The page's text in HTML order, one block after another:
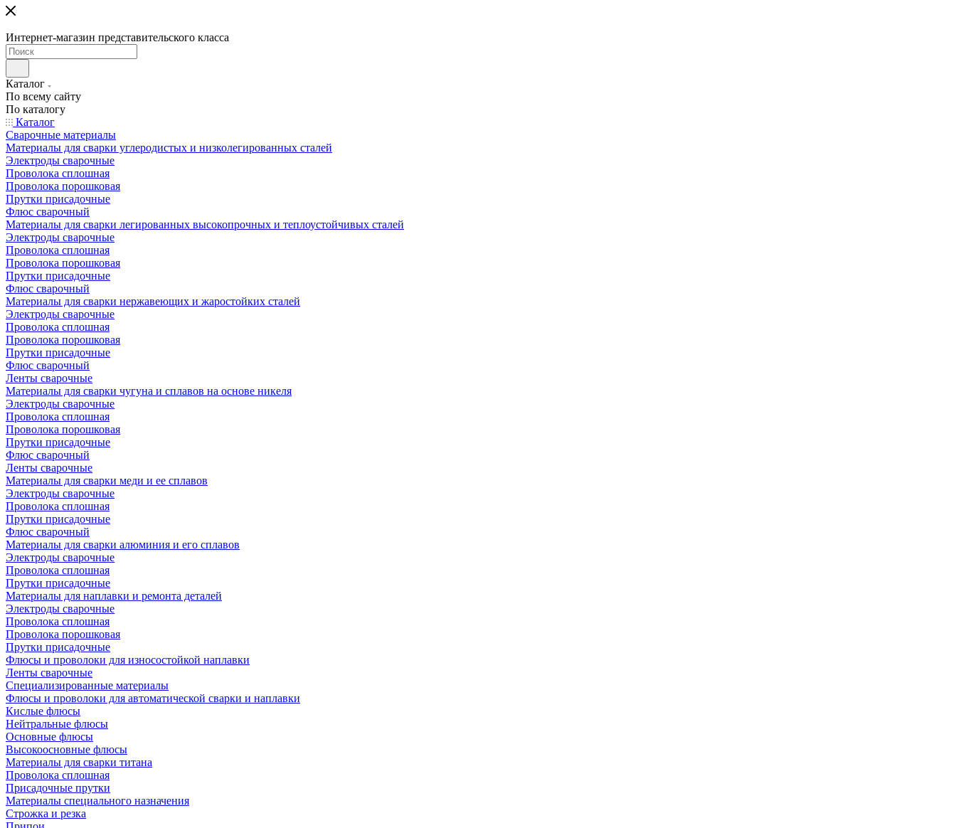
Интернет-магазин представительского класса
Каталог
По всему сайту
По каталогу
Каталог
Сварочные материалы
Материалы для сварки углеродистых и низколегированных сталей
Электроды сварочные
Проволока сплошная
Проволока порошковая
Прутки присадочные
Флюс сварочный
Материалы для сварки легированных высокопрочных и теплоустойчивых сталей
Электроды сварочные
Проволока сплошная
Проволока порошковая
Прутки присадочные
Флюс сварочный
Материалы для сварки нержавеющих и жаростойких сталей
Электроды сварочные
Проволока сплошная
Проволока порошковая
Прутки присадочные
Флюс сварочный
Ленты сварочные
Материалы для сварки чугуна и сплавов на основе никеля
Электроды сварочные
Проволока сплошная
Проволока порошковая
Прутки присадочные
Флюс сварочный
Ленты сварочные
Материалы для сварки меди и ее сплавов
Электроды сварочные
Проволока сплошная
Прутки присадочные
Флюс сварочный
Материалы для сварки алюминия и его сплавов
Электроды сварочные
Проволока сплошная
Прутки присадочные
Материалы для наплавки и ремонта деталей
Электроды сварочные
Проволока сплошная
Проволока порошковая
Прутки присадочные
Флюсы и проволоки для износостойкой наплавки
Ленты сварочные
Специализированные материалы
Флюсы и проволоки для автоматической сварки и наплавки
Кислые флюсы
Нейтральные флюсы
Основные флюсы
Высокоосновные флюсы
Материалы для сварки титана
Проволока сплошная
Присадочные прутки
Материалы специального назначения
Строжка и резка